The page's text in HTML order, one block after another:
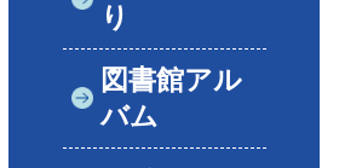
り
図書館アル
バム